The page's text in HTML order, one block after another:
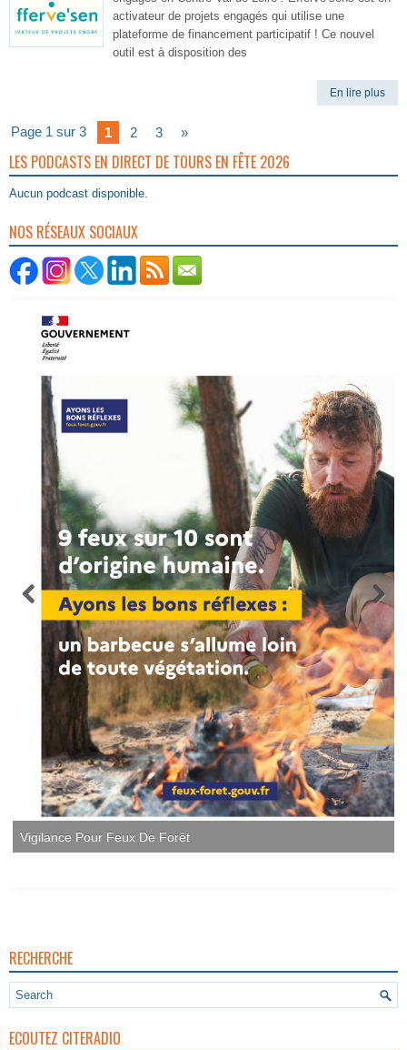
activateur de projets engagés qui utilise une
plateforme de financement participatif ! Ce nouvel
outil est à disposition des
En lire plus
Page 1 sur 3 1 2 3 »
LES PODCASTS EN DIRECT DE TOURS EN FÊTE 2026
Aucun podcast disponible.
NOS RÉSEAUX SOCIAUX
RECHERCHE
ECOUTEZ CITERADIO